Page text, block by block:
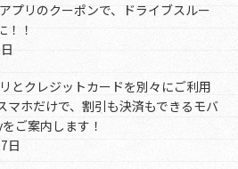
プリのクーポンで、ドライブスルー
！！
とクレジットカードを別々にご利用
マホだけで、割引も決済もできるモバ
ご案内します！
日